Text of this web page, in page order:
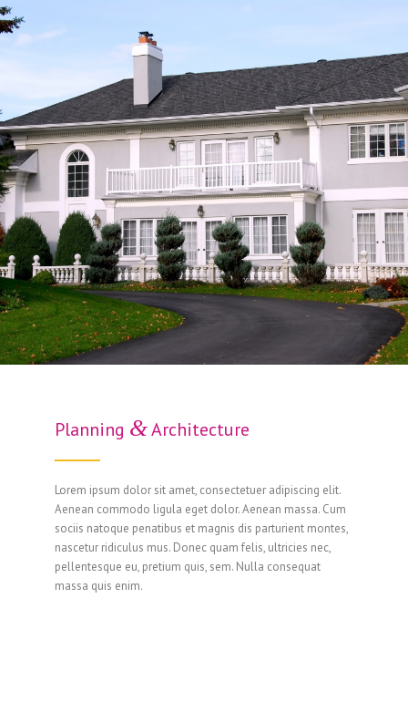
Planning &Architecture
Lorem ipsum dolor sit amet, consectetuer adipiscing elit.
Aenean commodo ligula eget dolor. Aenean massa. Cum
sociis natoque penatibus et magnis dis parturient montes,
nascetur ridiculus mus. Donec quam felis, ultricies nec,
pellentesque eu, pretium quis, sem. Nulla consequat
massa quis enim.